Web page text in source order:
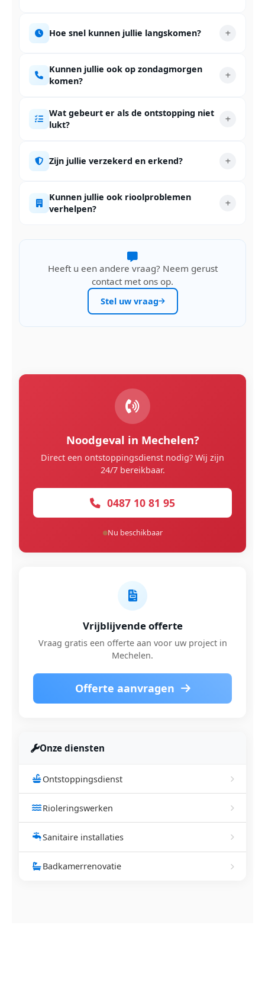
Hoe snel kunnen jullie langskomen?
Kunnen jullie ook op zondagmorgen
komen?
Wat gebeurt er als de ontstopping niet
lukt?
Zijn jullie verzekerd en erkend?
Kunnen jullie ook rioolproblemen
verhelpen?
Heeft u een andere vraag? Neem gerust
contact met ons op.
Stel uw vraag
Noodgeval in Mechelen?
Direct een ontstoppingsdienst nodig? Wij zijn
24/7 bereikbaar.
0487 10 81 95
Nu beschikbaar
Vrijblijvende offerte
Vraag gratis een offerte aan voor uw project in
Mechelen.
Offerte aanvragen
Onze diensten
Ontstoppingsdienst
Rioleringswerken
Sanitaire installaties
Badkamerrenovatie